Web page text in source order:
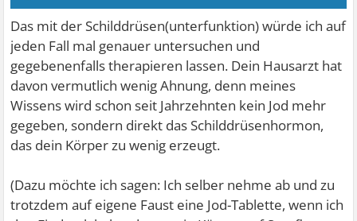
Das mit der Schilddrüsen(unterfunktion) würde ich auf
jeden Fall mal genauer untersuchen und
gegebenenfalls therapieren lassen. Dein Hausarzt hat
davon vermutlich wenig Ahnung, denn meines
Wissens wird schon seit Jahrzehnten kein Jod mehr
gegeben, sondern direkt das Schilddrüsenhormon,
das dein Körper zu wenig erzeugt.
(Dazu möchte ich sagen: Ich selber nehme ab und zu
trotzdem auf eigene Faust eine Jod-Tablette, wenn ich